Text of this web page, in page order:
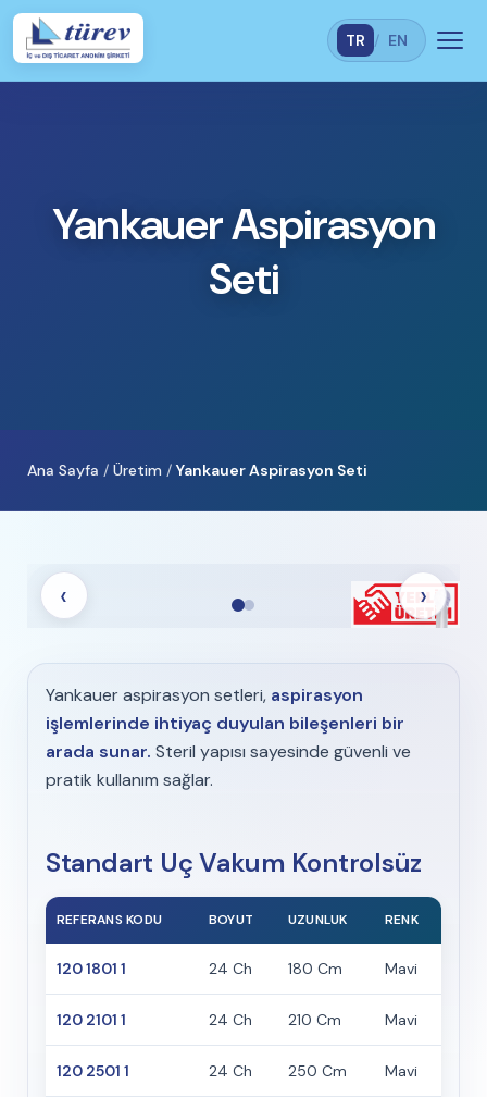
TR / EN
Yankauer Aspirasyon
Seti
Ana Sayfa / Üretim / Yankauer Aspirasyon Seti
‹ ›
Yankauer aspirasyon setleri, aspirasyon
işlemlerinde ihtiyaç duyulan bileşenleri bir
arada sunar. Steril yapısı sayesinde güvenli ve
pratik kullanım sağlar.
Standart Uç Vakum Kontrolsüz
REFERANS KODU BOYUT UZUNLUK RENK
120 1801 1 24 Ch 180 Cm Mavi
120 2101 1 24 Ch 210 Cm Mavi
120 2501 1 24 Ch 250 Cm Mavi